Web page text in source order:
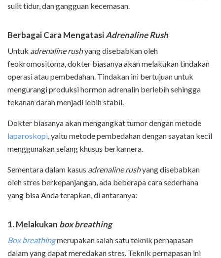
sulit tidur, dan gangguan kecemasan.
Berbagai Cara MengatasiAdrenaline Rush
Untuk adrenaline rushyang disebabkan oleh
feokromositoma, dokter biasanya akan melakukan tindakan
operasi atau pembedahan. Tindakan ini bertujuan untuk
mengurangi produksi hormon adrenalin berlebih sehingga
tekanan darah menjadi lebih stabil.
Dokter biasanya akan mengangkat tumor dengan metode
laparoskopi , yaitu metode pembedahan dengan sayatan kecil
menggunakan selang khusus berkamera.
Sementara dalam kasus adrenaline rushyang disebabkan
oleh stres berkepanjangan, ada beberapa cara sederhana
yang bisa Anda terapkan, di antaranya:
1. Melakukan box breathing
Box breathingmerupakan salah satu teknik pernapasan
dalam yang dapat meredakan stres. Teknik pernapasan ini